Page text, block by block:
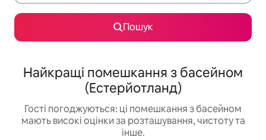
Пошук
Найкращі помешкання з басейном
(Естерйотланд)
Гості погоджуються: ці помешкання з басейном
мають високі оцінки за розташування, чистоту та
інше.